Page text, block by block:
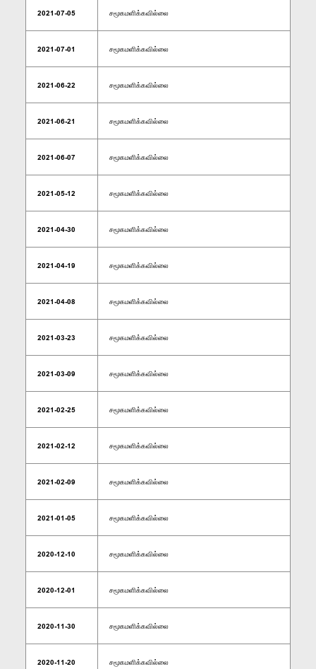
2021-07-05 சமூகமளிக்கவில்லை
2021-07-01 சமூகமளிக்கவில்லை
2021-06-22 சமூகமளிக்கவில்லை
2021-06-21 சமூகமளிக்கவில்லை
2021-06-07 சமூகமளிக்கவில்லை
2021-05-12 சமூகமளிக்கவில்லை
2021-04-30 சமூகமளிக்கவில்லை
2021-04-19 சமூகமளிக்கவில்லை
2021-04-08 சமூகமளிக்கவில்லை
2021-03-23 சமூகமளிக்கவில்லை
2021-03-09 சமூகமளிக்கவில்லை
2021-02-25 சமூகமளிக்கவில்லை
2021-02-12 சமூகமளிக்கவில்லை
2021-02-09 சமூகமளிக்கவில்லை
2021-01-05 சமூகமளிக்கவில்லை
2020-12-10 சமூகமளிக்கவில்லை
2020-12-01 சமூகமளிக்கவில்லை
2020-11-30 சமூகமளிக்கவில்லை
2020-11-20 சமூகமளிக்கவில்லை